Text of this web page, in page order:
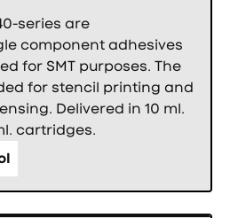
series are
component adhesives
for SMT purposes. The
for stencil printing and
Delivered in 10 ml.
cartridges.